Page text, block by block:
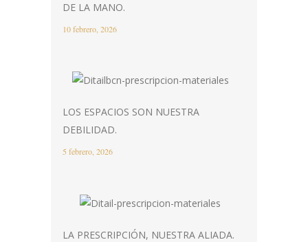
DE LA MANO.
10 febrero, 2026
LOS ESPACIOS SON NUESTRA
DEBILIDAD.
5 febrero, 2026
LA PRESCRIPCIÓN, NUESTRA ALIADA.